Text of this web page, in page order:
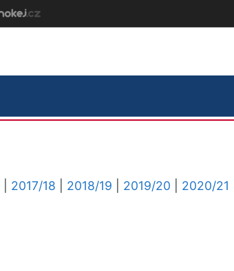
2017/18 2018/19 2019/20
2020/21